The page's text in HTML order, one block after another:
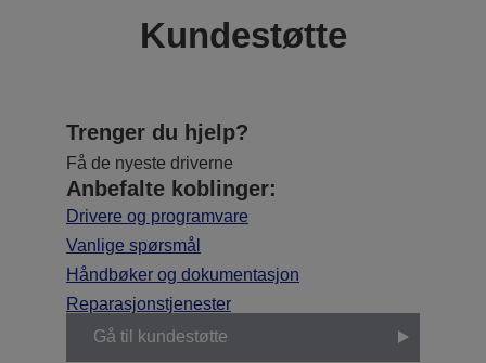
Kundestøtte
Trenger du hjelp?
Få de nyeste driverne
Anbefalte koblinger:
Drivere og programvare
Vanlige spørsmål
Håndbøker og dokumentasjon
Reparasjonstjenester
Gå til kundestøtte